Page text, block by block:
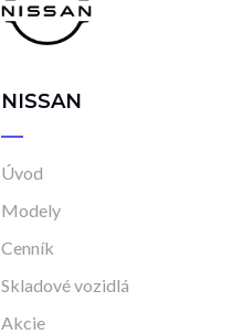
NISSAN
Úvod
Modely
Cenník
Skladové vozidlá
Akcie